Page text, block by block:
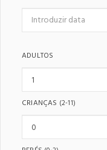
ADULTOS
CRIANÇAS (2-11)